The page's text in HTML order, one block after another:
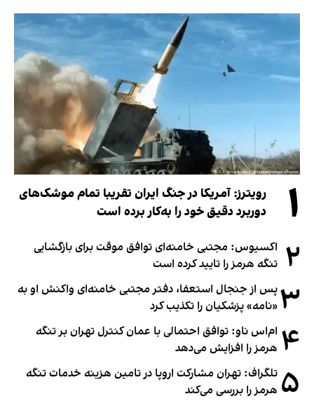
۱
رویترز: آمریکا در جنگ ایران تقریبا تمام موشک‌های
دوربرد دقیق خود را به‌کار برده است
۲ اکسیوس: مجتبی خامنه‌ای توافق موقت برای بازگشایی
تنگه هرمز را تایید کرده است
۳پس از جنجال استعفا، دفتر مجتبی خامنه‌ای واکنش او به
«نامه» پزشکیان را تکذیب کرد
۴ ام‌اس ناو: توافق احتمالی با عمان کنترل تهران بر تنگه
هرمز را افزایش می‌دهد
۵ تلگراف: تهران مشارکت اروپا در تامین هزینه خدمات تنگه
هرمز را بررسی می‌کند